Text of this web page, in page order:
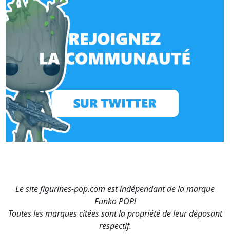
Le site figurines-pop.com est indépendant de la marque
Funko POP!
Toutes les marques citées sont la propriété de leur déposant
respectif.